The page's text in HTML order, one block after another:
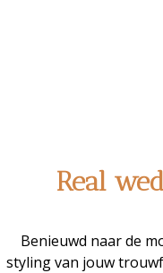
Real
Benieuwd naar de
styling van jouw